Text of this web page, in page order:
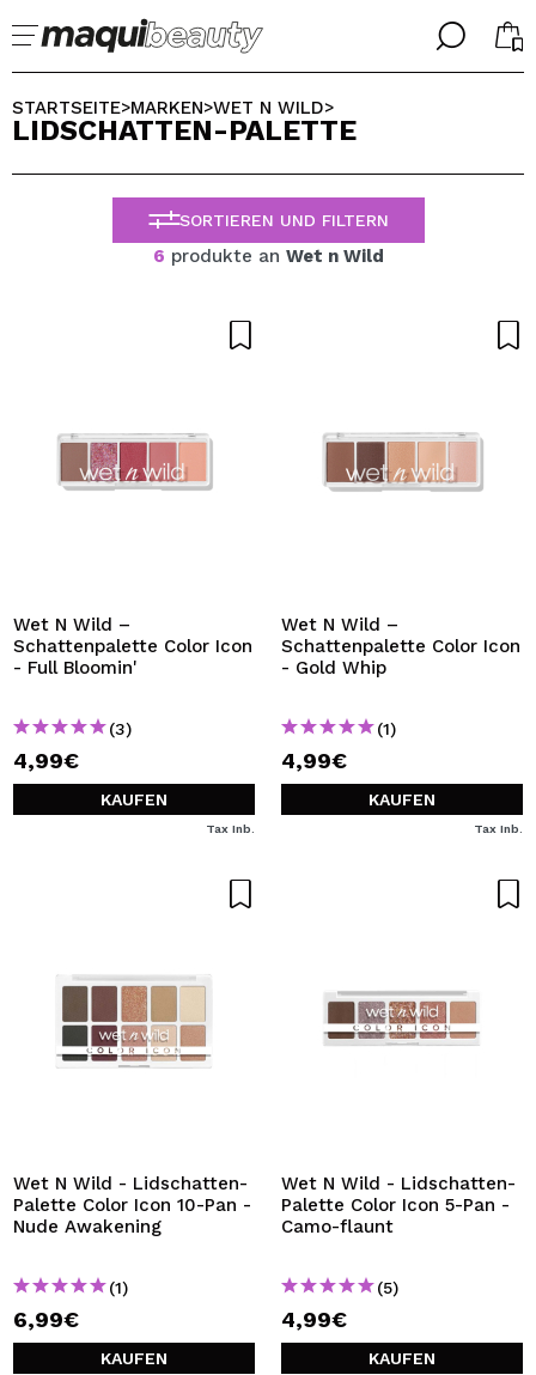
╳
Ich bin bereits #maquilover, ich habe ein Konto
Durch die Erstellung eines Kontos bei Maquillalia.de
können Sie Ihre Einkäufe schnell tätigen, den Status Ihrer
Bestellungen überprüfen und Ihre bisherigen Vorgänge
BENUTZERKONTO ERSTELLEN
╳
WÄHLE DEINE SPRACHE
ALEMAN
ESPAÑOL
ENGLISH
FRANCES
STARTSEITE>MARKEN>WET N WILD>
LIDSCHATTEN-PALETTE
SORTIEREN UND FILTERN
6 produkte an Wet n Wild
Wet N Wild –
Schattenpalette Color Icon
- Full Bloomin'
(3)
4,99€
KAUFEN
Tax Inb.
Wet N Wild –
Schattenpalette Color Icon
- Gold Whip
(1)
4,99€
KAUFEN
Tax Inb.
Wet N Wild - Lidschatten-
Palette Color Icon 10-Pan -
Nude Awakening
(1)
6,99€
KAUFEN
Wet N Wild - Lidschatten-
Palette Color Icon 5-Pan -
Camo-flaunt
(5)
4,99€
KAUFEN